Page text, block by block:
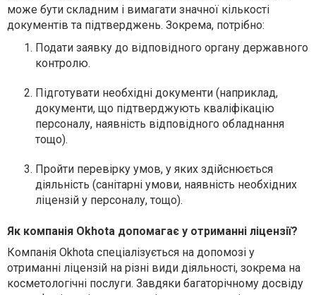
може бути складним і вимагати значної кількості
документів та підтверджень. Зокрема, потрібно:
Подати заявку до відповідного органу державного
контролю.
Підготувати необхідні документи (наприклад,
документи, що підтверджують кваліфікацію
персоналу, наявність відповідного обладнання
тощо).
Пройти перевірку умов, у яких здійснюється
діяльність (санітарні умови, наявність необхідних
ліцензій у персоналу, тощо).
Як компанія Okhota допомагає у отриманні ліцензії?
Компанія Okhota спеціалізується на допомозі у
отриманні ліцензій на різні види діяльності, зокрема на
косметологічні послуги. Завдяки багаторічному досвіду